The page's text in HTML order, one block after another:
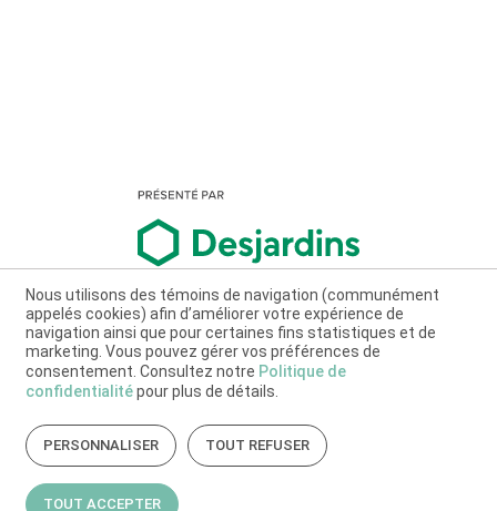
Nous utilisons des témoins de navigation (communément
appelés cookies) afin d’améliorer votre expérience de
navigation ainsi que pour certaines fins statistiques et de
marketing. Vous pouvez gérer vos préférences de
consentement. Consultez notre Politique de
confidentialitépour plus de détails.
PERSONNALISER TOUT REFUSER
TOUT ACCEPTER